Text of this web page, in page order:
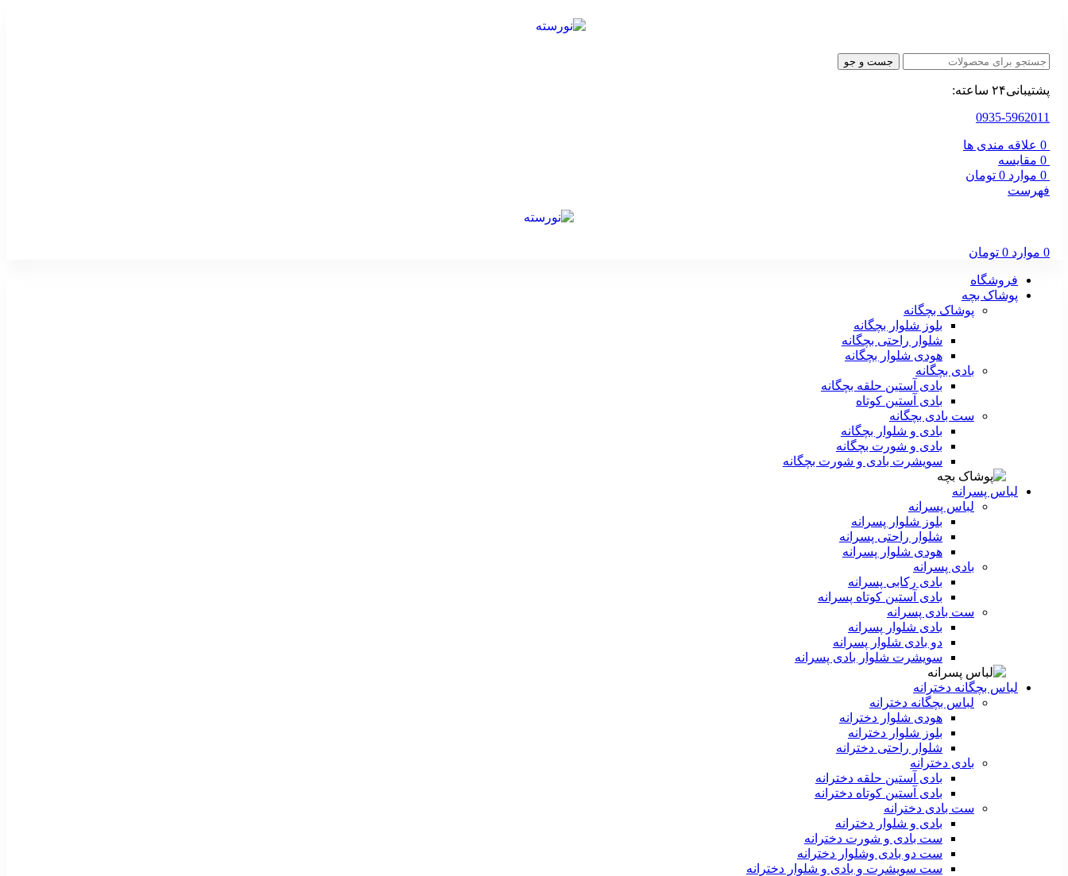
جست و جو
پشتیبانی۲۴ ساعته:
0935-5962011
0 علاقه مندی ها
0 مقایسه
0 موارد 0 تومان
فهرست
0 موارد 0 تومان
فروشگاه
پوشاک بچه
پوشاک بچگانه
بلوز شلوار بچگانه
شلوار راحتی بچگانه
هودی شلوار بچگانه
بادی بچگانه
بادی آستین حلقه بچگانه
بادی آستین کوتاه
ست‌ بادی بچگانه
بادی و شلوار بچگانه
بادی و شورت بچگانه
سویشرت بادی و شورت بچگانه
لباس پسرانه
لباس پسرانه
بلوز شلوار پسرانه
شلوار راحتی پسرانه
هودی شلوار پسرانه
بادی پسرانه
بادی رکابی پسرانه
بادی آستین کوتاه پسرانه
ست بادی پسرانه
بادی شلوار پسرانه
دو بادی شلوار پسرانه
سویشرت شلوار بادی پسرانه
لباس بچگانه دخترانه
لباس بچگانه دخترانه
هودی شلوار دخترانه
بلوز شلوار دخترانه
شلوار راحتی دخترانه
بادی دخترانه
بادی آستین حلقه دخترانه
بادی آستین کوتاه دخترانه
ست بادی دخترانه
بادی و شلوار دخترانه
ست بادی و شورت دخترانه
ست دو بادی وشلوار دخترانه
ست سویشرت و بادی و شلوار دخترانه